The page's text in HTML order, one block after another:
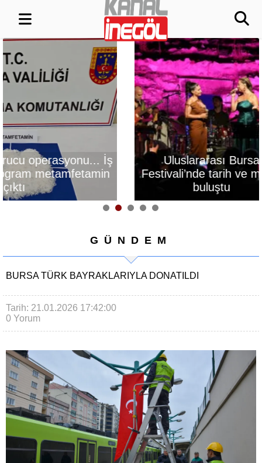
Uluslararası Bursa
Festivali’nde tarih ve müzik
buluştu
Bursa’da
şampiyonluk
GÜNDEM
BURSA TÜRK BAYRAKLARIYLA DONATILDI
Tarih: 21.01.2026 17:42:00
0 Yorum